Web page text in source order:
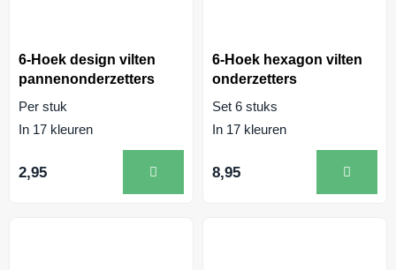
6-Hoek design vilten
pannenonderzetters
Per stuk
In 17 kleuren
2,95
6-Hoek hexagon vilten
onderzetters
Set 6 stuks
In 17 kleuren
8,95